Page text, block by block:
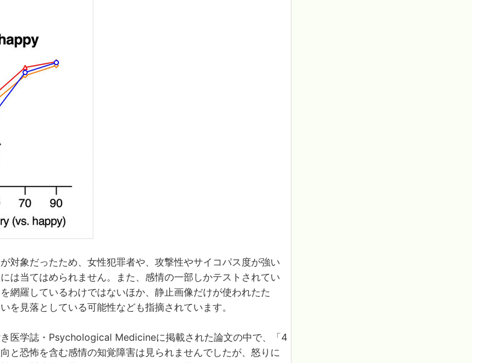
対象だったため、女性犯罪者や、攻撃性やサイコパス度が強い
は当てはめられません。また、感情の一部しかテストされてい
網羅しているわけではないほか、静止画像だけが使われたた
を見落としている可能性なども指摘されています。
医学誌・Psychological Medicineに掲載された論文の中で、「4
と恐怖を含む感情の知覚障害は見られませんでしたが、怒りに